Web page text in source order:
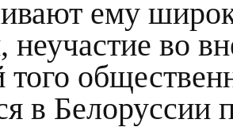
ему
неучастие во
того
в Белоруссии